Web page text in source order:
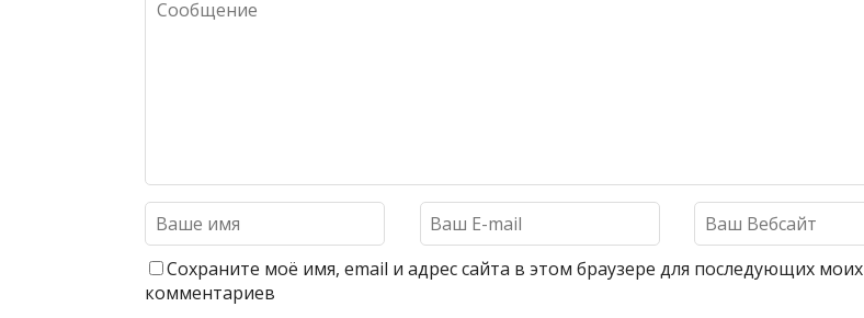
Сохраните моё имя, email и адрес сайта в этом браузере для последующих моих
комментариев